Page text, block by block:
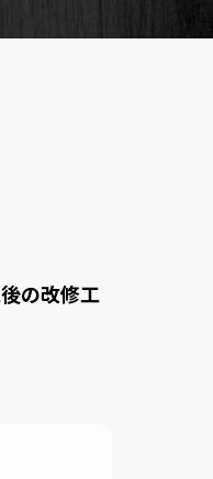
の改修工